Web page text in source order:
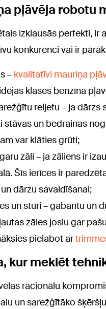
pļāvēja robotu
izklausās perfekti, ir
konkurenci vai ir
– kvalitatīvi mauriņa
klases benzīna
reljefu – ja
stāvas un bedrainas
var klāties grūti;
zāli – ja zāliens ir
Šīs ierīces ir
dārzu savaldīšanai;
un stūri – gabarītu un
zāles joslu gar
pielabot ar
kur meklēt
racionālu
un sarežģītāko